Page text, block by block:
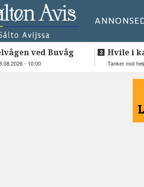
ANNONSE
ved Buvåg
- 10:00
Hvile i
Tanker mot